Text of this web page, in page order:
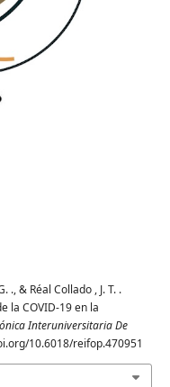
., & Réal Collado , J. T. .
la COVID-19 en la
Interuniversitaria De
10.6018/reifop.470951